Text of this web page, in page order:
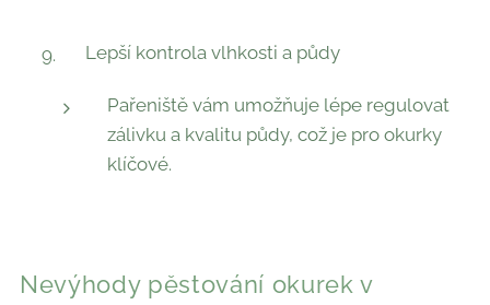
Lepší kontrola vlhkosti a půdy
Pařeniště vám umožňuje lépe regulovat
zálivku a kvalitu půdy, což je pro okurky
klíčové.
Nevýhody pěstování okurek v